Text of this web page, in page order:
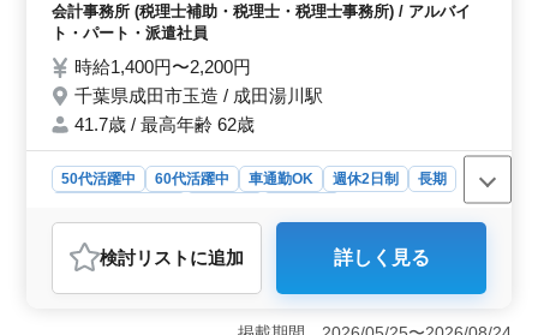
作成補助 ・その他税理士の業務補助に関わ
る業務 ・外出用務（マイカーを使用してい
ただきます：ガソリン代負担あり） ＊マイ
カー通勤について：無料駐車場あり。 税理
士資格お持ちの方、会計事務所経験10年以
遇相談して下さい。
会計事務所 (税理士補助・税理士・税理士事務所) / アルバイ
ト・パート・派遣社員
時給1,400円〜2,200円
千葉県成田市玉造 / 成田湯川駅
41.7歳 / 最高年齢 62歳
50代活躍中 60代活躍中 車通勤OK 週休2日制
長期
会計事務所
おすすめポイント
＜スキルアップとキャリア支援＞ 本求人では、税理士
業務の補助を担当し、会計事務所での経験を活かせま
検討リスト に追加 詳しく見る